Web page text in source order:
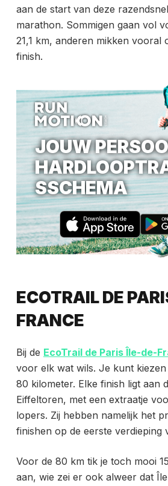
aan de start van deze
marathon. Sommigen gaan vol
21,1 km, anderen mikken vooral
finish.
JOUW
SSCHEMA
ECOTRAIL DE
FRANCE
Bij de EcoTrail de Paris Île-de-
voor elk wat wils. Je kunt
80 kilometer. Elke finish ligt aan
Eiffeltoren, met een extraatje
lopers. Zij hebben namelijk het
finishen op de eerste verdieping
Voor de 80 km tik je toch mooi
aan, wie zei er ook alweer dat